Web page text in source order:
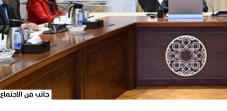
جانب من الاجتماع